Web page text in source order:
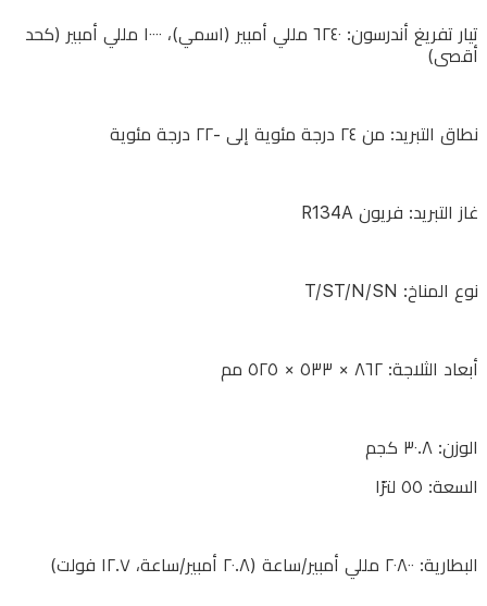
١٥
أمبير،
فولت/
أمبير،
PD
واط
دخل
تيار تفريغ أندرسون: ٦٢٤٠ مللي أمبير (اسمي)، ١٠٠٠٠ مللي أمبير (كحد
أقصى)
نطاق التبريد: من ٢٤ درجة مئوية إلى -٢٢ درجة مئوية
غاز التبريد: فريون R134A
نوع المناخ: T/ST/N/SN
أبعاد الثلاجة: ٨٦٢ × ٥٣٣ × ٥٢٥ مم
الوزن: ٣٠.٨ كجم
السعة: ٥٥ لترًا
البطارية: ٢٠٨٠٠ مللي أمبير/ساعة (٢٠.٨ أمبير/ساعة، ١٢.٧ فولت)